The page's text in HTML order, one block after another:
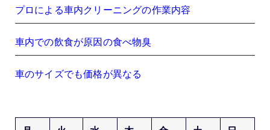
プロによる車内クリーニングの作業内容
車内での飲食が原因の食べ物臭
車のサイズでも価格が異なる